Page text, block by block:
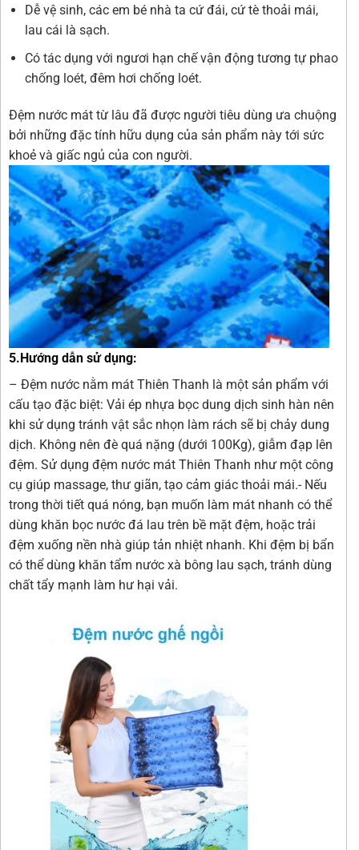
Dễ vệ sinh, các em bé nhà ta cứ đái, cứ tè thoải mái,
lau cái là sạch.
Có tác dụng với ngươi hạn chế vận động tương tự phao
chống loét, đêm hơi chống loét.
Đệm nước mát từ lâu đã được người tiêu dùng ưa chuộng
bởi những đặc tính hữu dụng của sản phẩm này tới sức
khoẻ và giấc ngủ của con người.
5.Hướng dẫn sử dụng:
– Đệm nước nằm mát Thiên Thanh là một sản phẩm với
cấu tạo đặc biệt: Vải ép nhựa bọc dung dịch sinh hàn nên
khi sử dụng tránh vật sắc nhọn làm rách sẽ bị chảy dung
dịch. Không nên đè quá nặng (dưới 100Kg), giẫm đạp lên
đệm. Sử dụng đệm nước mát Thiên Thanh như một công
cụ giúp massage, thư giãn, tạo cảm giác thoải mái.- Nếu
trong thời tiết quá nóng, bạn muốn làm mát nhanh có thể
dùng khăn bọc nước đá lau trên bề mặt đệm, hoặc trải
đệm xuống nền nhà giúp tản nhiệt nhanh. Khi đệm bị bẩn
có thể dùng khăn tẩm nước xà bông lau sạch, tránh dùng
chất tẩy mạnh làm hư hại vải.